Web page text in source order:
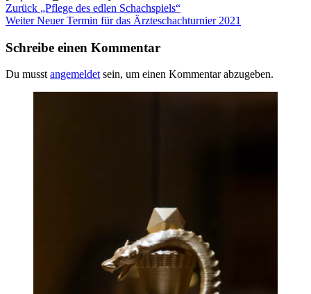
Beitragsnavigation
Vorheriger
Beitrag
Zurück „Pflege des edlen Schachspiels“
Nächster
Weiter Neuer Termin für das Ärzteschachturnier 2021
Schreibe einen Kommentar
Du musst angemeldet sein, um einen Kommentar abzugeben.